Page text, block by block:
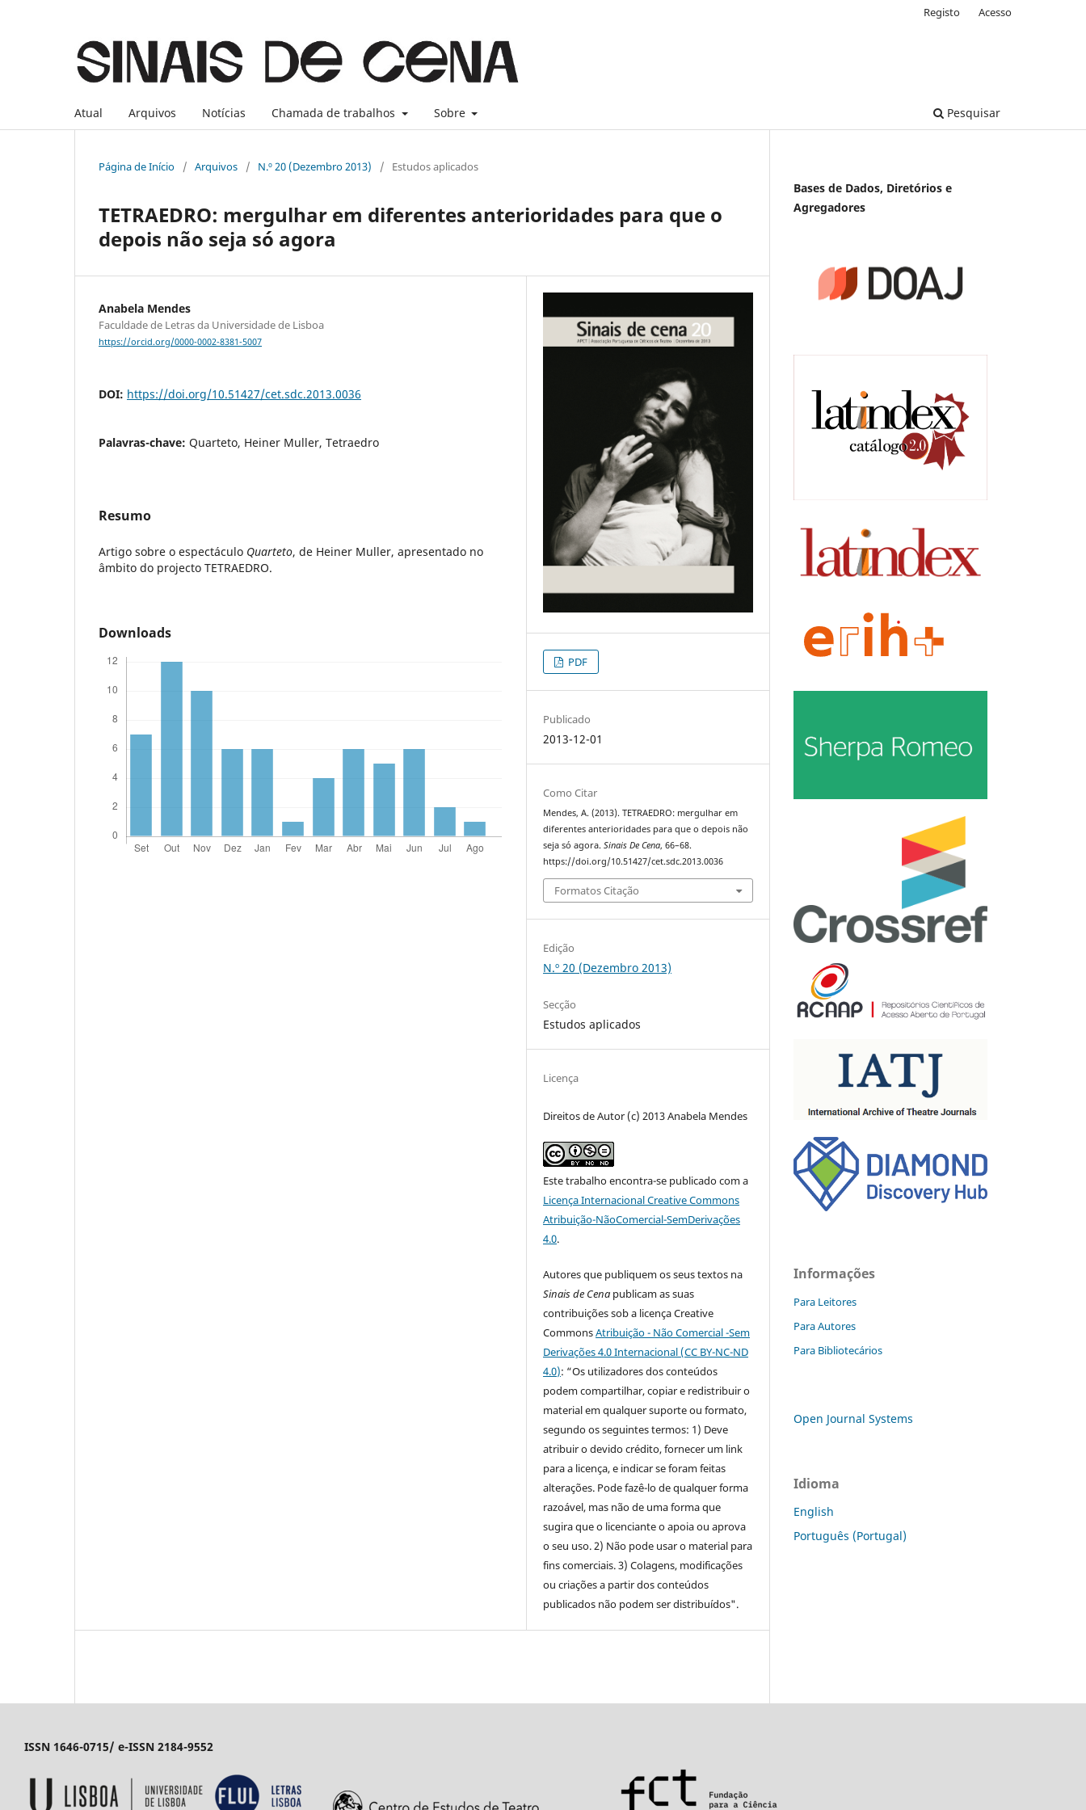
Atual Arquivos Notícias Chamada de trabalhos Sobre Pesquisar
Registo Acesso
Página de Início / Arquivos / N.º 20 (Dezembro 2013) / Estudos aplicados
TETRAEDRO: mergulhar em diferentes anterioridades para que o
depois não seja só agora
Anabela Mendes
Faculdade de Letras da Universidade de Lisboa
https://orcid.org/0000-0002-8381-5007
DOI: https://doi.org/10.51427/cet.sdc.2013.0036
Palavras-chave: Quarteto, Heiner Muller, Tetraedro
Resumo
Artigo sobre o espectáculo Quarteto, de Heiner Muller, apresentado no
âmbito do projecto TETRAEDRO.
Downloads
PDF
Publicado
2013-12-01
Como Citar
Mendes, A. (2013). TETRAEDRO: mergulhar em
diferentes anterioridades para que o depois não
seja só agora.Sinais De Cena, 66–68.
https://doi.org/10.51427/cet.sdc.2013.0036
Formatos Citação
Edição
N.º 20 (Dezembro 2013)
Secção
Estudos aplicados
Licença
Direitos de Autor (c) 2013 Anabela Mendes
Este trabalho encontra-se publicado com a
Licença Internacional Creative Commons
Atribuição-NãoComercial-SemDerivações
4.0.
Autores que publiquem os seus textos na
Sinais de Cena publicam as suas
contribuições sob a licença Creative
CommonsAtribuição - Não Comercial -Sem
Derivações 4.0 Internacional (CC BY-NC-ND
4.0): “Os utilizadores dos conteúdos
podem compartilhar, copiar e redistribuir o
material em qualquer suporte ou formato,
segundo os seguintes termos: 1) Deve
atribuir o devido crédito, fornecer um link
para a licença, e indicar se foram feitas
alterações. Pode fazê-lo de qualquer forma
razoável, mas não de uma forma que
sugira que o licenciante o apoia ou aprova
o seu uso. 2) Não pode usar o material para
fins comerciais. 3) Colagens, modificações
ou criações a partir dos conteúdos
publicados não podem ser distribuídos".
Bases de Dados, Diretórios e
Agregadores
Informações
Para Leitores
Para Autores
Para Bibliotecários
Open Journal Systems
Idioma
English
Português (Portugal)
ISSN 1646-0715/ e-ISSN 2184-9552